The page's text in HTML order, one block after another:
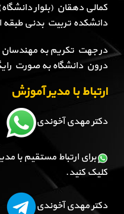
کمالی دهقان (بلوار
دانشکده تربیت بدنی طبقه
در جهت تکریم به مهندسان
درون دانشگاه به صورت
ارتباط با مدیر آموزش
دکتر مهدی آخوندی
برای ارتباط مستقیم با
کلیک کنید.
دکتر مهدی آخوندی